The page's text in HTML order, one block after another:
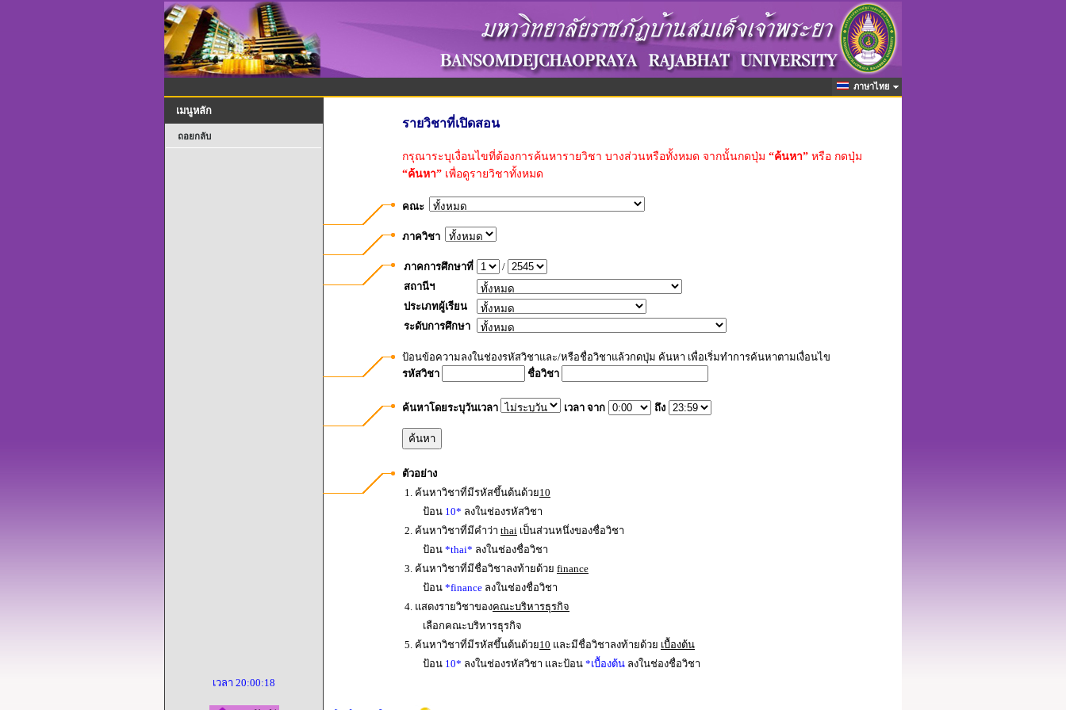
ภาษาไทย
เมนูหลัก
ถอยกลับ
รายวิชาที่เปิดสอน
กรุณาระบุเงื่อนไขที่ต้องการค้นหารายวิชา บางส่วนหรือทั้งหมด จากนั้นกดปุ่ม “ค้นหา” หรือ กดปุ่ม
“ค้นหา” เพื่อดูรายวิชาทั้งหมด
คณะ
ภาควิชา
ภาคการศึกษาที่
/
สถานีฯ
ประเภทผู้เรียน
ระดับการศึกษา
ป้อนข้อความลงในช่องรหัสวิชาและ/หรือชื่อวิชาแล้วกดปุ่ม ค้นหา เพื่อเริ่มทำการค้นหาตามเงื่อนไข
รหัสวิชา
ชื่อวิชา
ค้นหาโดยระบุวันเวลา เวลา จาก ถึง
ตัวอย่าง
1. ค้นหาวิชาที่มีรหัสขึ้นต้นด้วย10
ป้อน 10* ลงในช่องรหัสวิชา
2. ค้นหาวิชาที่มีคำว่า thai เป็นส่วนหนึ่งของชื่อวิชา
ป้อน *thai* ลงในช่องชื่อวิชา
3. ค้นหาวิชาที่มีชื่อวิชาลงท้ายด้วย finance
ป้อน *finance ลงในช่องชื่อวิชา
4. แสดงรายวิชาของคณะบริหารธุรกิจ
เลือกคณะบริหารธุรกิจ
5. ค้นหาวิชาที่มีรหัสขึ้นต้นด้วย10 และมีชื่อวิชาลงท้ายด้วย เบื้องต้น
ป้อน 10* ลงในช่องรหัสวิชา และป้อน *เบื้องต้น ลงในช่องชื่อวิชา
เวลา 20:00:18